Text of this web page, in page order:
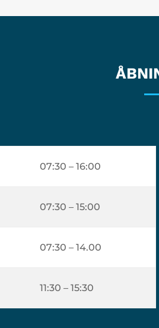
07:30 – 16:00
07:30 – 15:00
07:30 – 14.00
11:30 – 15:30